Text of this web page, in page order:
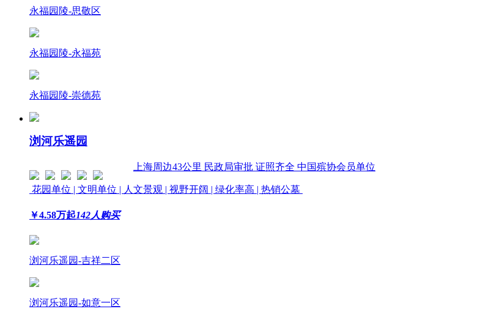
永福园陵-思敬区
永福园陵-永福苑
永福园陵-崇德苑
浏河乐遥园
上海周边43公里 民政局审批 证照齐全 中国殡协会员单位
花园单位 | 文明单位 | 人文景观 | 视野开阔 | 绿化率高 | 热销公墓
￥4.58万起142人购买
浏河乐遥园-吉祥二区
浏河乐遥园-如意一区